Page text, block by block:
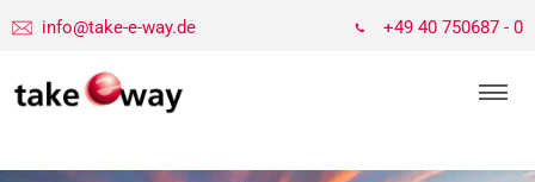
info@take-e-way.de +49 40 750687 - 0